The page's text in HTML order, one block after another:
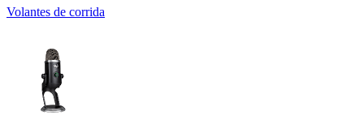
Volantes de corrida